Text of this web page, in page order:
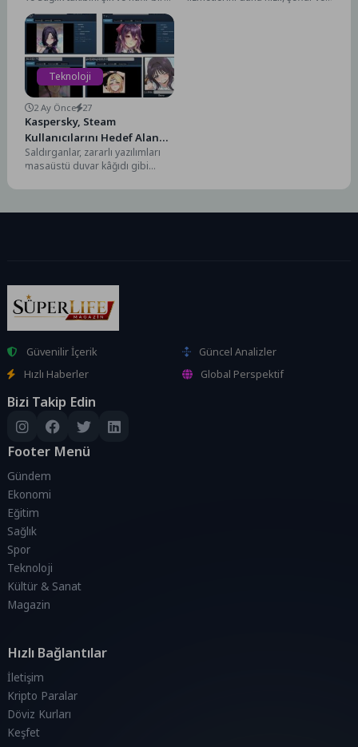
tasarımla birleştiriyor. 46...
Teknoloji
2 Ay Önce 27
Kaspersky, Steam
Kullanıcılarını Hedef Alan
Zararlı Yazılım
Kampanyasını Ortaya
Saldırganlar, zararlı yazılımları
masaüstü duvar kâğıdı gibi
üzerinden dağıtıyor; bu da
Güvenilir İçerik
Güncel Analizler
Hızlı Haberler
Global Perspektif
Bizi Takip Edin
Footer Menü
Gündem
Ekonomi
Eğitim
Sağlık
Spor
Teknoloji
Kültür & Sanat
Magazin
Hızlı Bağlantılar
İletişim
Kripto Paralar
Döviz Kurları
Keşfet